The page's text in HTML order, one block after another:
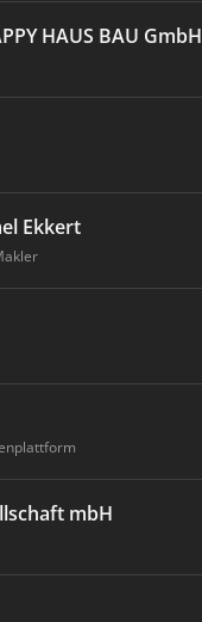
HAUS BAU GmbH
Ekkert
mbH